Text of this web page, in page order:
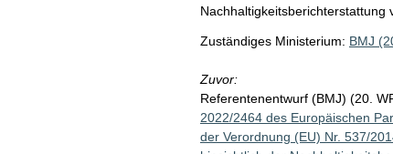
Nachhaltigkeitsberichterstattung
Zuständiges Ministerium: BMJ
Zuvor:
Referentenentwurf (BMJ) (20.
2022/2464 des Europäischen
der Verordnung (EU) Nr. 537/